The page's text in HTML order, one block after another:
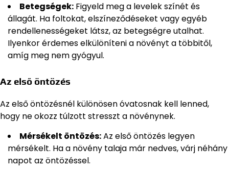
Betegségek: Figyeld meg a levelek színét és
állagát. Ha foltokat, elszíneződéseket vagy egyéb
rendellenességeket látsz, az betegségre utalhat.
Ilyenkor érdemes elkülöníteni a növényt a többitől,
amíg meg nem gyógyul.
Az első öntözés
Az első öntözésnél különösen óvatosnak kell lenned,
hogy ne okozz túlzott stresszt a növénynek.
Mérsékelt öntözés:Az első öntözés legyen
mérsékelt. Ha a növény talaja már nedves, várj néhány
napot az öntözéssel.